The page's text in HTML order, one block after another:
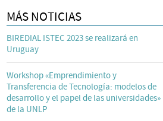
MÁS NOTICIAS
BIREDIAL ISTEC 2023 se realizará en
Uruguay
Workshop «Emprendimiento y
Transferencia de Tecnología: modelos de
desarrollo y el papel de las universidades»
de la UNLP